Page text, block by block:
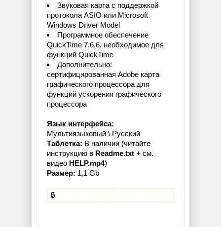
Звуковая карта с поддержкой
протокола ASIO или Microsoft
Windows Driver Model
Программное обеспечение
QuickTime 7.6.6, необходимое для
функций QuickTime
Дополнительно:
сертифицированная Adobe карта
графического процессора для
функций ускорения графического
процессора
Язык интерфейса:
Мультиязыковый \ Русский
Таблетка: В наличии (читайте
инструкцию в Readme.txt + см.
видео HELP.mp4)
Размер: 1,1 Gb
🔒